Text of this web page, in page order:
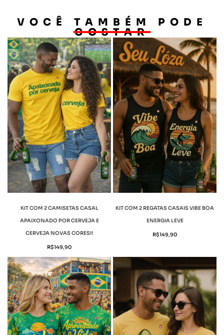
VOCÊ TAMBÉM PODE
GOSTAR
KIT COM 2 CAMISETAS CASAL
APAIXONADO POR CERVEJA E
CERVEJA NOVAS CORES!!
R$149,90
KIT COM 2 REGATAS CASAIS VIBE BOA
ENERGIA LEVE
R$149,90